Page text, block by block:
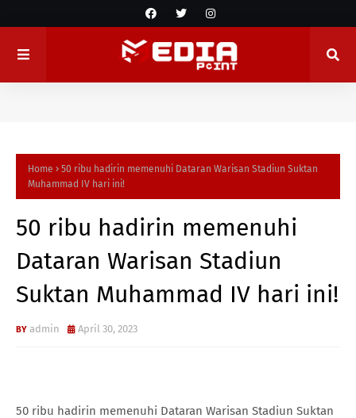
Home
50 ribu hadirin memenuhi Dataran Warisan Stadiun Suktan
Muhammad IV hari ini!
50 ribu hadirin memenuhi
Dataran Warisan Stadiun
Suktan Muhammad IV hari ini!
admin April 30, 2023
50 ribu hadirin memenuhi Dataran Warisan Stadiun Suktan